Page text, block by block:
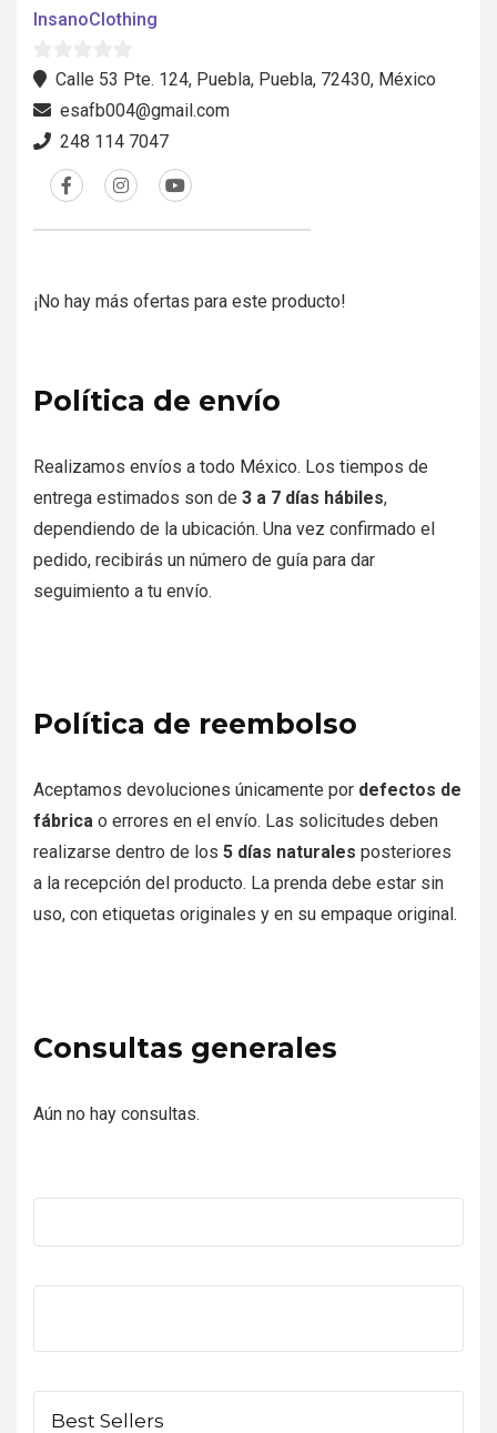
InsanoClothing
0
d
Calle 53 Pte. 124, Puebla, Puebla, 72430, México
esafb004@gmail.com
248 114 7047
¡No hay más ofertas para este producto!
Política de envío
Realizamos envíos a todo México. Los tiempos de
entrega estimados son de 3 a 7 días hábiles,
dependiendo de la ubicación. Una vez confirmado el
pedido, recibirás un número de guía para dar
seguimiento a tu envío.
Política de reembolso
Aceptamos devoluciones únicamente por defectos de
fábrica o errores en el envío. Las solicitudes deben
realizarse dentro de los 5 días naturales posteriores
a la recepción del producto. La prenda debe estar sin
uso, con etiquetas originales y en su empaque original.
Consultas generales
Aún no hay consultas.
Best Sellers